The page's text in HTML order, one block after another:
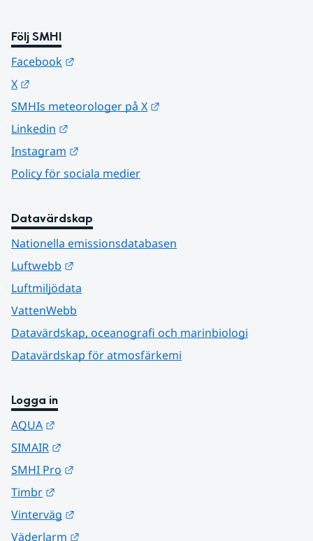
Följ SMHI
Facebook
X
SMHIs meteorologer på X
Linkedin
Instagram
Policy för sociala medier
Datavärdskap
Nationella emissionsdatabasen
Luftwebb
Luftmiljödata
VattenWebb
Datavärdskap, oceanografi och marinbiologi
Datavärdskap för atmosfärkemi
Logga in
AQUA
SIMAIR
SMHI Pro
Timbr
Vinterväg
Väderlarm